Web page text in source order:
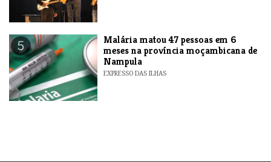
5
​Malária matou 47 pessoas em 6
meses na província moçambicana de
Nampula
EXPRESSO DAS ILHAS